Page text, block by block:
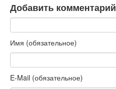
Добавить комментарий
Имя (обязательное)
E-Mail (обязательное)